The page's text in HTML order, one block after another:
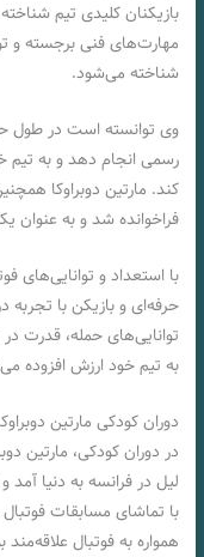
بازیکنان کلیدی تیم
مهارت‌های فنی برجسته و
شناخته می‌شود.
وی توانسته است در طول
رسمی انجام دهد و به
فراخوانده شد و به عنوان
با استعداد و توانایی‌های
حرفه‌ای و بازیکن با
توانایی‌های حمله، قدرت
به تیم خود ارزش افزوده
دوران کودکی مارتین
در دوران کودکی، مارتین
لیل در فرانسه به دنیا آمد
با تماشای مسابقات فوتبال
همواره به فوتبال